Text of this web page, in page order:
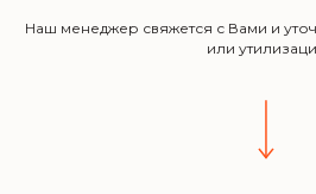
Наш менеджер свяжется с Вами и
или